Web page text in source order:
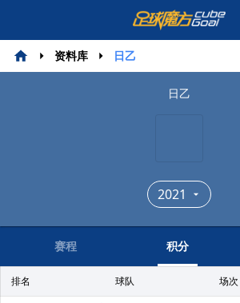
资料库 日乙
日乙
2021
赛程 积分
排名 球队 场次